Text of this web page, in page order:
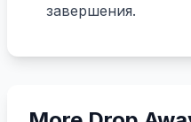
завершения.